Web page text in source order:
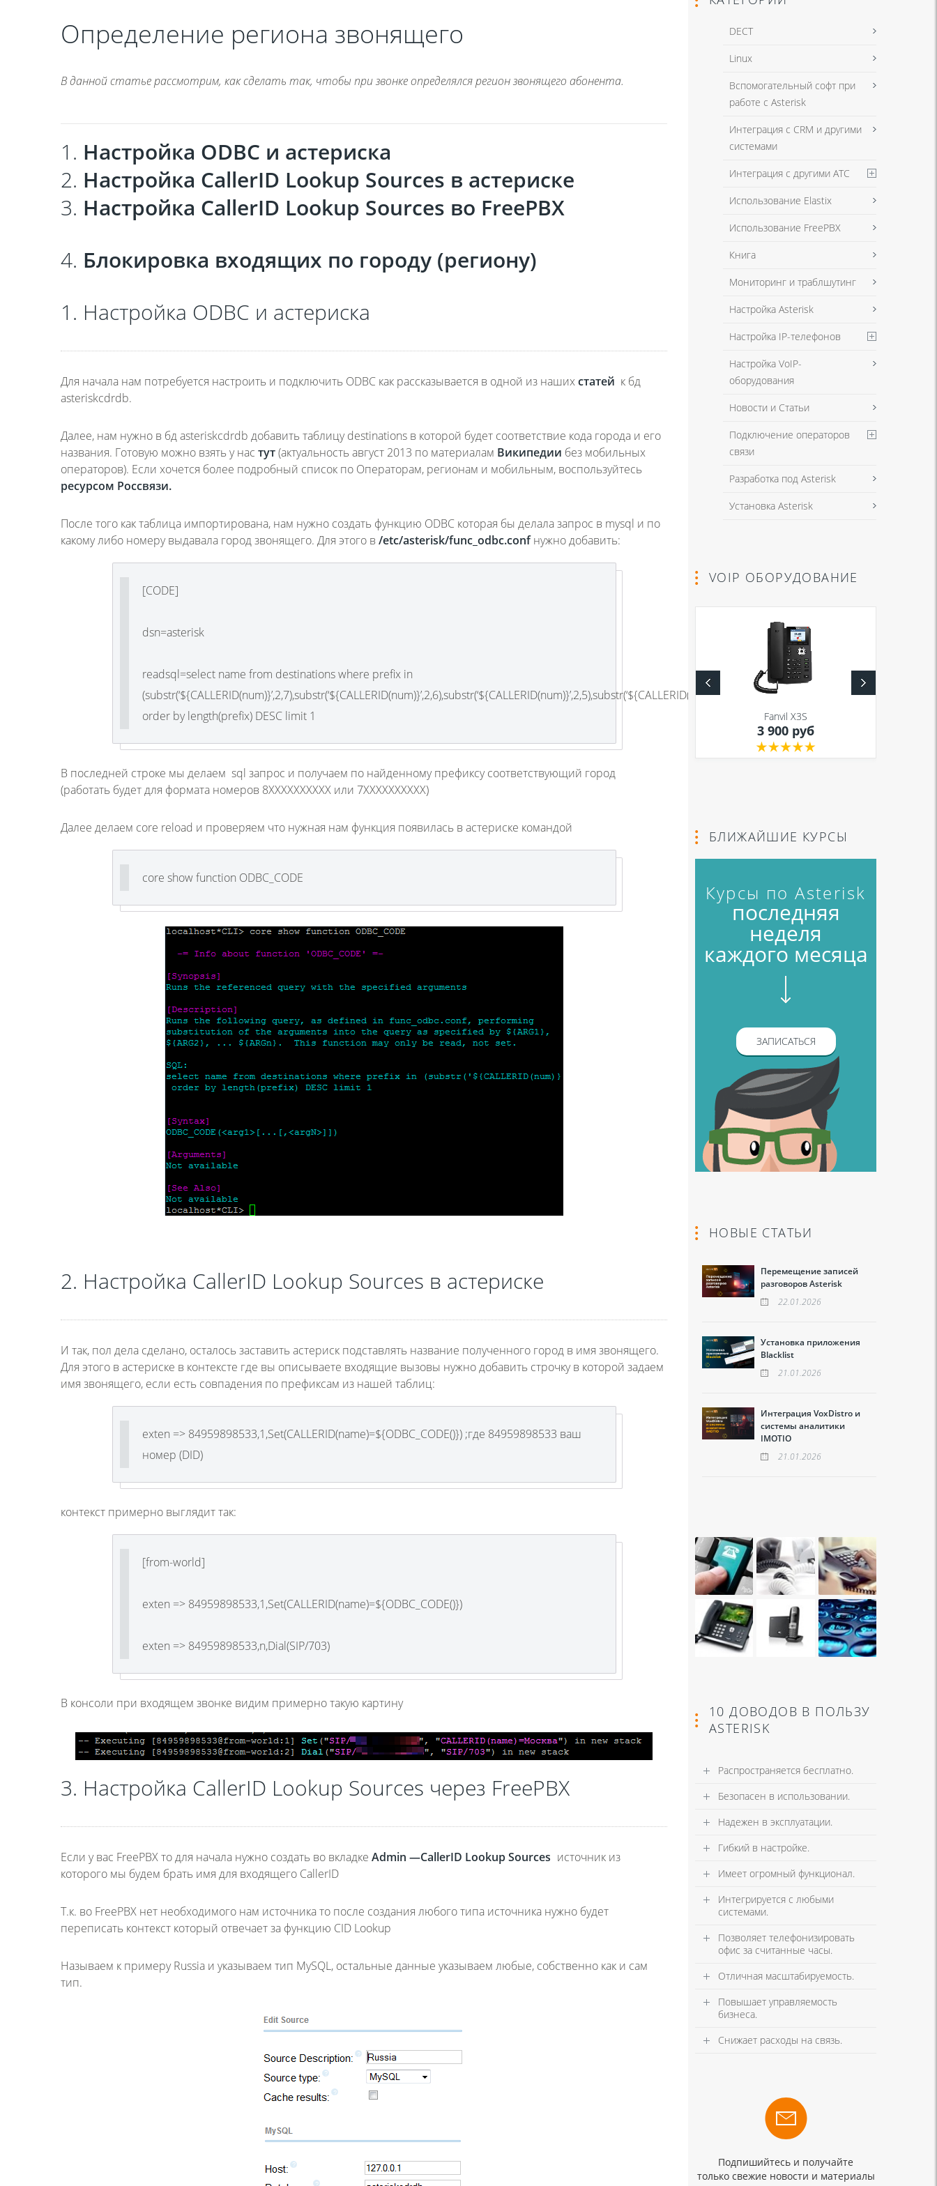
Определение региона звонящего
В данной статье рассмотрим, как сделать так, чтобы при звонке определялся регион звонящего абонента.
1. Настройка ODBC и астериска
2. Настройка CallerID Lookup Sources в астериске
3. Настройка CallerID Lookup Sources во FreePBX
4. Блокировка входящих по городу (региону)
1. Настройка ODBC и астериска
Для начала нам потребуется настроить и подключить ODBC как рассказывается в одной из нашихстатей к бд
asteriskcdrdb.
Далее, нам нужно в бд asteriskcdrdb добавить таблицу destinations в которой будет соответствие кода города и его
названия. Готовую можно взять у нас тут(актуальность август 2013 по материалам Википедии без мобильных
операторов). Если хочется более подробный список по Операторам, регионам и мобильным, воспользуйтесь
ресурсом Россвязи.
После того как таблица импортирована, нам нужно создать функцию ODBC которая бы делала запрос в mysql и по
какому либо номеру выдавала город звонящего. Для этого в/etc/asterisk/func_odbc.confнужно добавить:
[CODE]
dsn=asterisk
readsql=select name from destinations where prefix in
(substr(‘${CALLERID(num)}’,2,7),substr(‘${CALLERID(num)}’,2,6),substr(‘${CALLERID(num)}’,2,5),substr(‘${CALLERID(num)}’,2,4),substr(‘${CALLERID(num)}’,2,3))
order by length(prefix) DESC limit 1
В последней строке мы делаем sql запрос и получаем по найденному префиксу соответствующий город
(работать будет для формата номеров 8XXXXXXXXXX или 7XXXXXXXXXX)
Далее делаем core reload и проверяем что нужная нам функция появилась в астериске командой
core show function ODBC_CODE
2. Настройка CallerID Lookup Sources в астериске
И так, пол дела сделано, осталось заставить астериск подставлять название полученного город в имя звонящего.
Для этого в астериске в контексте где вы описываете входящие вызовы нужно добавить строчку в которой задаем
имя звонящего, если есть совпадения по префиксам из нашей таблиц:
exten => 84959898533,1,Set(CALLERID(name)=${ODBC_CODE()}) ;где 84959898533 ваш
номер (DID)
контекст примерно выглядит так:
[from-world]
exten => 84959898533,1,Set(CALLERID(name)=${ODBC_CODE()})
exten => 84959898533,n,Dial(SIP/703)
В консоли при входящем звонке видим примерно такую картину
3. Настройка CallerID Lookup Sources через FreePBX
Если у вас FreePBX то для начала нужно создать во вкладке Admin —CallerID LookupSources источник из
которого мы будем брать имя для входящего CallerID
Т.к. во FreePBX нет необходимого нам источника то после создания любого типа источника нужно будет
переписать контекст который отвечает за функцию CID Lookup
Называем к примеру Russia и указываем тип MySQL, остальные данные указываем любые, собственно как и сам
тип.
DECT
Linux
Вспомогательный софт при
работе с Asterisk
Интеграция с CRM и другими
системами
Интеграция с другими АТС
Использование Elastix
Использование FreePBX
Книга
Мониторинг и траблшутинг
Настройка Asterisk
Настройка IP-телефонов
Настройка VoIP-
оборудования
Новости и Статьи
Подключение операторов
связи
Разработка под Asterisk
Установка Asterisk
VOIP ОБОРУДОВАНИЕ
Fanvil X3S
Fanvil X3S
3 900 руб
БЛИЖАЙШИЕ КУРСЫ
Курсы по Asterisk
последняя
неделя
каждого месяца
ЗАПИСАТЬСЯ
НОВЫЕ СТАТЬИ
Перемещение записей
разговоров Asterisk
22.01.2026
Установка приложения
Blacklist
21.01.2026
Интеграция VoxDistro и
системы аналитики
IMOTIO
21.01.2026
10 ДОВОДОВ В ПОЛЬЗУ
ASTERISK
Распространяется бесплатно.
Безопасен в использовании.
Надежен в эксплуатации.
Гибкий в настройке.
Имеет огромный функционал.
Интегрируется с любыми
системами.
Позволяет телефонизировать
офис за считанные часы.
Отличная масштабируемость.
Повышает управляемость
бизнеса.
Снижает расходы на связь.
Подпишийтесь и получайте
только свежие новости и материалы